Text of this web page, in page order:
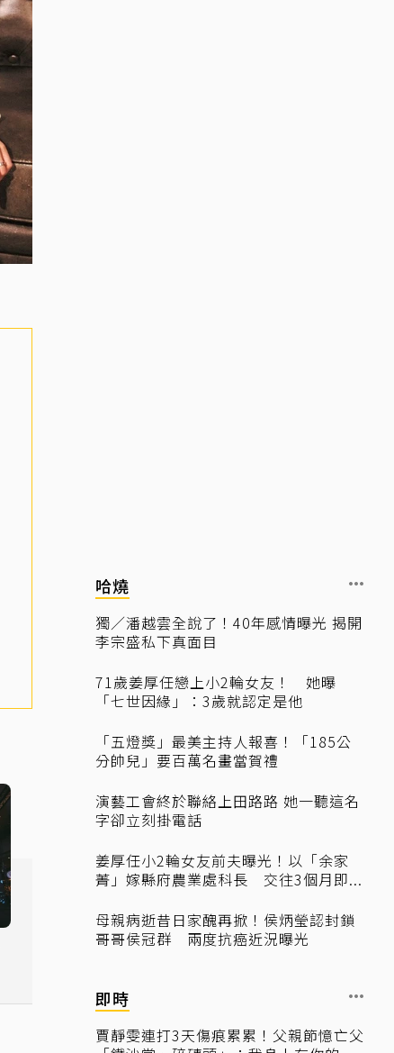
哈燒
獨／潘越雲全說了！40年感情曝光 揭開
李宗盛私下真面目
71歲姜厚任戀上小2輪女友！ 她曝
「七世因緣」：3歲就認定是他
「五燈獎」最美主持人報喜！「185公
分帥兒」要百萬名畫當賀禮
演藝工會終於聯絡上田路路 她一聽這名
字卻立刻掛電話
姜厚任小2輪女友前夫曝光！以「余家
菁」嫁縣府農業處科長 交往3個月即...
母親病逝昔日家醜再掀！侯炳瑩認封鎖
哥哥侯冠群 兩度抗癌近況曝光
即時
賈靜雯連打3天傷痕累累！父親節憶亡父